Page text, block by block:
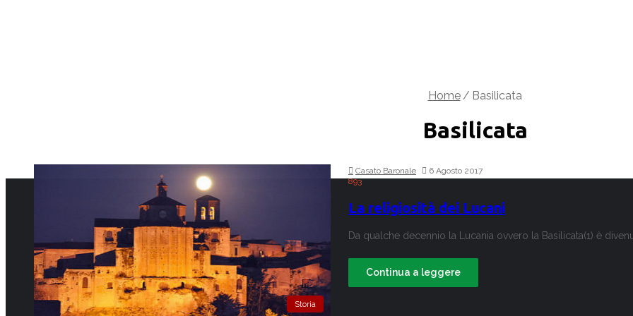
Home/ Basilicata
Basilicata
Storia
Casato Baronale
6 Agosto 2017
893
La religiosità dei Lucani
Da qualche decennio la Lucania ovvero la Basilicata(1) è
Continua a leggere